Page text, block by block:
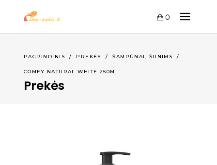
0
PAGRINDINIS / PREKĖS /ŠAMPŪNAI , ŠUNIMS /
COMFY NATURAL WHITE 250ML
Prekės